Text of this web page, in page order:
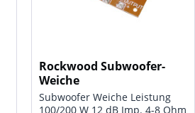
Rockwood Subwoofer-
Weiche
Subwoofer Weiche Leistung
100/200 W 12 dB Imp. 4-8 Ohm